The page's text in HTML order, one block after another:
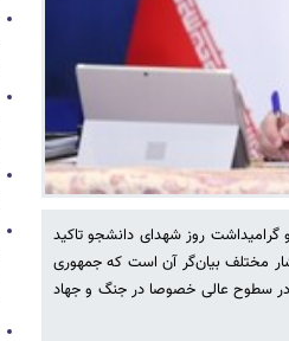
روز شهدای دانشجو تاکید
مختلف بیان‌گر آن است که جمهوری
در سطوح عالی خصوصا در جنگ و جهاد